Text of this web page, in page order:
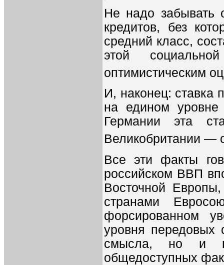
Не надо забывать
кредитов, без
средний класс,
этой
оптимистическим
И, наконец: ставка
на едином
Германии эта
Великобритании —
Все эти факты
российском ВВП
Восточной
странами
форсированном
уровня передовых
смысла, но и
общедоступных